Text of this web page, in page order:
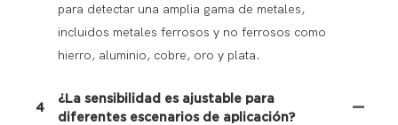
para detectar una amplia gama de metales,
incluidos metales ferrosos y no ferrosos como
hierro, aluminio, cobre, oro y plata.
4
¿La sensibilidad es ajustable para
diferentes escenarios de aplicación?